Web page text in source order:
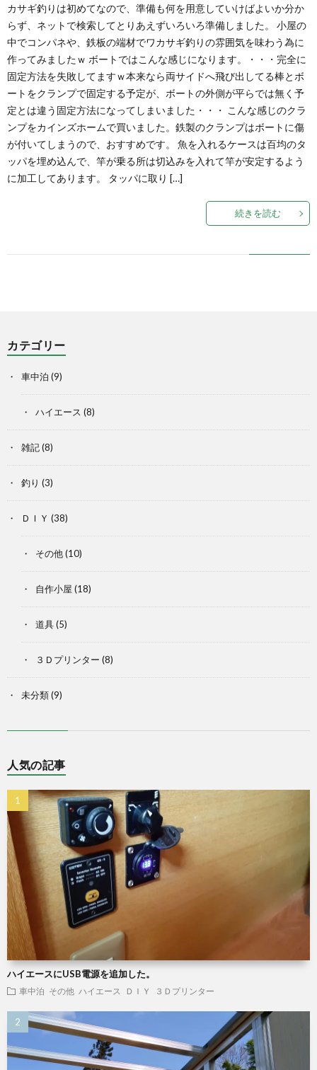
カサギ釣りは初めてなので、準備も何を用意していけばよいか分か
らず、ネットで検索してとりあえずいろいろ準備しました。 小屋の
中でコンパネや、鉄板の端材でワカサギ釣りの雰囲気を味わう為に
作ってみましたｗ ボートではこんな感じになります。・・・完全に
固定方法を失敗してますｗ本来なら両サイドへ飛び出してる棒とボ
ートをクランプで固定する予定が、ボートの外側が平らでは無く予
定とは違う固定方法になってしまいました・・・ こんな感じのクラ
ンプをカインズホームで買いました。鉄製のクランプはボートに傷
が付いてしまうので、おすすめです。 魚を入れるケースは百均のタ
ッパを埋め込んで、竿が乗る所は切込みを入れて竿が安定するよう
に加工してあります。 タッパに取り […]
続きを読む
カテゴリー
車中泊 (9)
ハイエース (8)
雑記(8)
釣り (3)
ＤＩＹ (38)
その他(10)
自作小屋 (18)
道具(5)
３Ｄプリンター (8)
未分類(9)
人気の記事
ハイエースにUSB電源を追加した。
車中泊 その他 ハイエース ＤＩＹ ３Ｄプリンター